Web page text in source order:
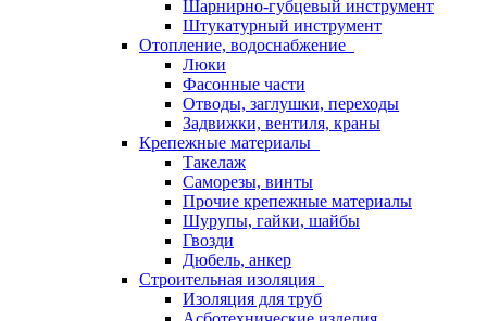
Шарнирно-губцевый инструмент
Штукатурный инструмент
Отопление, водоснабжение
Люки
Фасонные части
Отводы, заглушки, переходы
Задвижки, вентиля, краны
Крепежные материалы
Такелаж
Саморезы, винты
Прочие крепежные материалы
Шурупы, гайки, шайбы
Гвозди
Дюбель, анкер
Строительная изоляция
Изоляция для труб